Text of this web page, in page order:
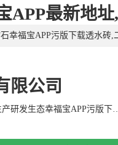
APP最新地
幸福宝APP污版下载透水
限公司
幸福宝APP是目前国内外规模较大的专业生产研